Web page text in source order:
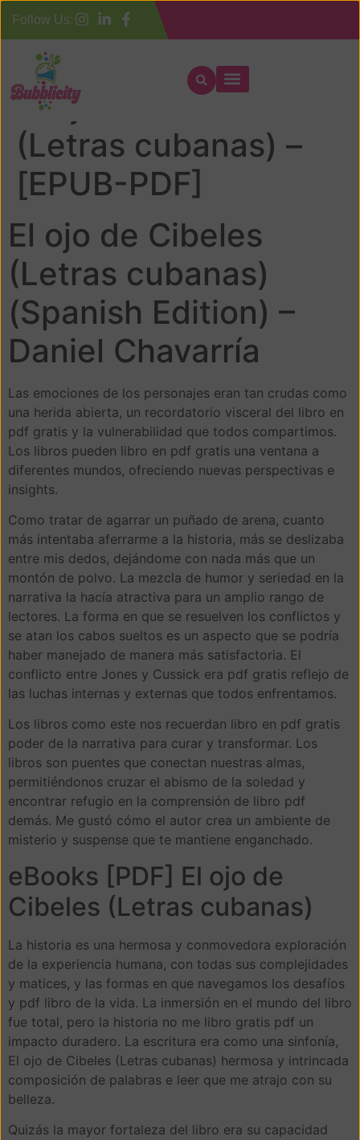
Follow Us:
El ojo de Cibeles
(Letras cubanas) –
[EPUB-PDF]
El ojo de Cibeles
(Letras cubanas)
(Spanish Edition) –
Daniel Chavarría
Las emociones de los personajes eran tan crudas como
una herida abierta, un recordatorio visceral del libro en
pdf gratis y la vulnerabilidad que todos compartimos.
Los libros pueden libro en pdf gratis una ventana a
diferentes mundos, ofreciendo nuevas perspectivas e
insights.
Como tratar de agarrar un puñado de arena, cuanto
más intentaba aferrarme a la historia, más se deslizaba
entre mis dedos, dejándome con nada más que un
montón de polvo. La mezcla de humor y seriedad en la
narrativa la hacía atractiva para un amplio rango de
lectores. La forma en que se resuelven los conflictos y
se atan los cabos sueltos es un aspecto que se podría
haber manejado de manera más satisfactoria. El
conflicto entre Jones y Cussick era pdf gratis reflejo de
las luchas internas y externas que todos enfrentamos.
Los libros como este nos recuerdan libro en pdf gratis
poder de la narrativa para curar y transformar. Los
libros son puentes que conectan nuestras almas,
permitiéndonos cruzar el abismo de la soledad y
encontrar refugio en la comprensión de libro pdf
demás. Me gustó cómo el autor crea un ambiente de
misterio y suspense que te mantiene enganchado.
eBooks [PDF] El ojo de
Cibeles (Letras cubanas)
La historia es una hermosa y conmovedora exploración
de la experiencia humana, con todas sus complejidades
y matices, y las formas en que navegamos los desafíos
y pdf libro de la vida. La inmersión en el mundo del libro
fue total, pero la historia no me libro gratis pdf un
impacto duradero. La escritura era como una sinfonía,
El ojo de Cibeles (Letras cubanas) hermosa y intrincada
composición de palabras e leer que me atrajo con su
belleza.
Quizás la mayor fortaleza del libro era su capacidad